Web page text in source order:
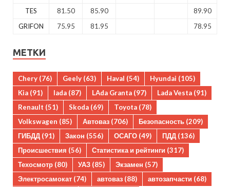
TES
81.50 85.90
89.90
GRIFON
75.95 81.95 78.95
МЕТКИ
Chery (76) Geely (63) Haval (54) Hyundai (105)
Kia (91) lada (87) LAda Granta (97) Lada Vesta (91)
Renault (51) Skoda (69) Toyota (78)
Volkswagen (85) Автоваз (706) Безопасность (209)
ГИБДД (91) Закон (556) ОСАГО (49) ПДД (136)
Происшествия (56) Статистика и рейтинги (317)
Техосмотр (80) УАЗ (85) Экзамен (57)
Электросамокат (74) автоваз (88) автозапчасти (68)